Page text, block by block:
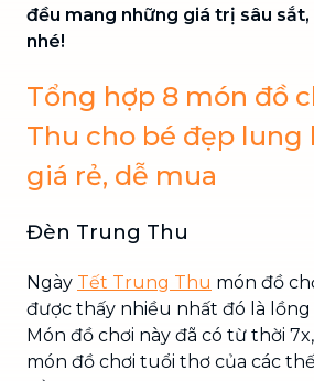
đều mang những giá trị sâu
nhé!
Tổng hợp 8 món đồ
Thu cho bé đẹp lung
giá rẻ, dễ mua
Đèn Trung Thu
Ngày Tết Trung Thu món đồ
được thấy nhiều nhất đó là lồng
Món đồ chơi này đã có từ thời
món đồ chơi tuổi thơ của các